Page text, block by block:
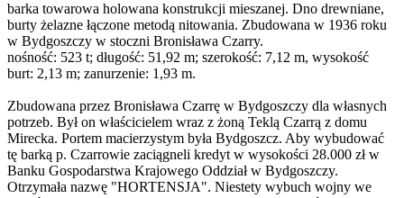
barka towarowa holowana konstrukcji mieszanej. Dno drewniane,
burty żelazne łączone metodą nitowania. Zbudowana w 1936 roku
w Bydgoszczy w stoczni Bronisława Czarry.
nośność: 523 t; długość: 51,92 m; szerokość: 7,12 m, wysokość
burt: 2,13 m; zanurzenie: 1,93 m.
Zbudowana przez Bronisława Czarrę w Bydgoszczy dla własnych
potrzeb. Był on właścicielem wraz z żoną Teklą Czarrą z domu
Mirecka. Portem macierzystym była Bydgoszcz. Aby wybudować
tę barką p. Czarrowie zaciągneli kredyt w wysokości 28.000 zł w
Banku Gospodarstwa Krajowego Oddział w Bydgoszczy.
Otrzymała nazwę "HORTENSJA". Niestety wybuch wojny we